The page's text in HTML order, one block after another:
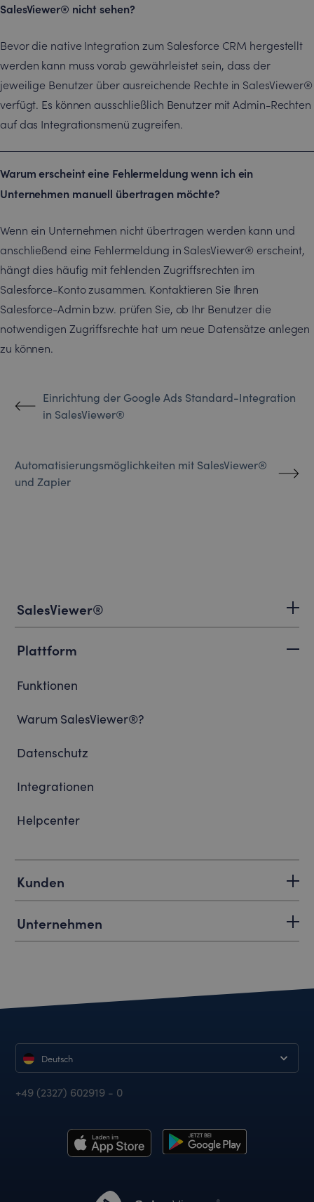
SalesViewer® nicht sehen?
Bevor die native Integration zum Salesforce CRM hergestellt
werden kann muss vorab gewährleistet sein, dass der
jeweilige Benutzer über ausreichende Rechte in SalesViewer®
verfügt. Es können ausschließlich Benutzer mit Admin-Rechten
auf das Integrationsmenü zugreifen.
Warum erscheint eine Fehlermeldung wenn ich ein
Unternehmen manuell übertragen möchte?
Wenn ein Unternehmen nicht übertragen werden kann und
anschließend eine Fehlermeldung in SalesViewer® erscheint,
hängt dies häufig mit fehlenden Zugriffsrechten im
Salesforce-Konto zusammen. Kontaktieren Sie Ihren
Salesforce-Admin bzw. prüfen Sie, ob Ihr Benutzer die
notwendigen Zugriffsrechte hat um neue Datensätze anlegen
zu können.
Einrichtung der Google Ads Standard-Integration
in SalesViewer®
Automatisierungsmöglichkeiten mit SalesViewer®
und Zapier
SalesViewer®
Plattform
Funktionen
Warum SalesViewer®?
Datenschutz
Integrationen
Helpcenter
Kunden
Unternehmen
Deutsch
+49 (2327) 602919 - 0